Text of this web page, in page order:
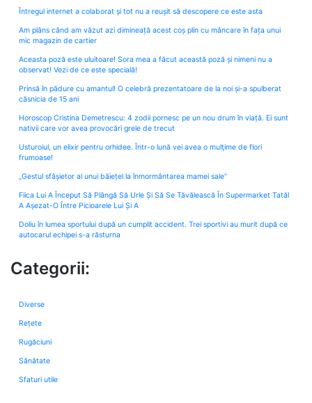
Întregul internet a colaborat și tot nu a reușit să descopere ce este asta
Am plâns când am văzut azi dimineață acest coș plin cu mâncare în fața unui
mic magazin de cartier
Aceasta poză este uluitoare! Sora mea a făcut această poză și nimeni nu a
observat! Vezi de ce este specială!
Prinsă în pădure cu amantul! O celebră prezentatoare de la noi și-a spulberat
căsnicia de 15 ani
Horoscop Cristina Demetrescu: 4 zodii pornesc pe un nou drum în viață. Ei sunt
nativii care vor avea provocări grele de trecut
Usturoiul, un elixir pentru orhidee. Într-o lună vei avea o mulţime de flori
frumoase!
„Gestul sfâșietor al unui băiețel la înmormântarea mamei sale”
Fiica Lui A Început Să Plângă Să Urle Și Să Se Tăvălească În Supermarket Tatăl
A Așezat-O Între Picioarele Lui Și A
Doliu în lumea sportului după un cumplit accident. Trei sportivi au murit după ce
autocarul echipei s-a răsturna
Categorii:
Diverse
Rețete
Rugăciuni
Sănătate
Sfaturi utile